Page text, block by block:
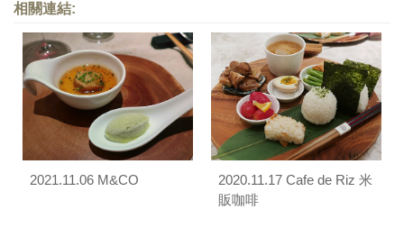
相關連結:
2021.11.06 M&CO
2020.11.17 Cafe de Riz 米
販咖啡